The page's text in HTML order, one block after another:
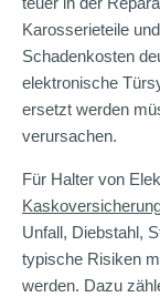
Karosserieteile
Schadenkosten
elektronische
ersetzt werden
verursachen.
Für Halter von
Unfall, Diebstahl,
typische Risiken
werden. Dazu